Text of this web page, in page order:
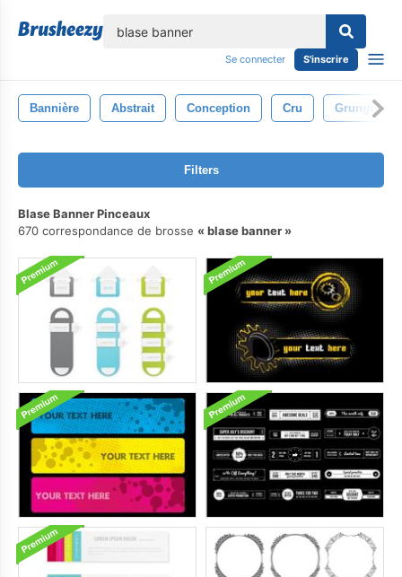
Se connecter S'inscrire
Bannière Abstrait Conception Cru Grunge
Filters
Blase Banner Pinceaux
670 correspondance de brosse
blase banner